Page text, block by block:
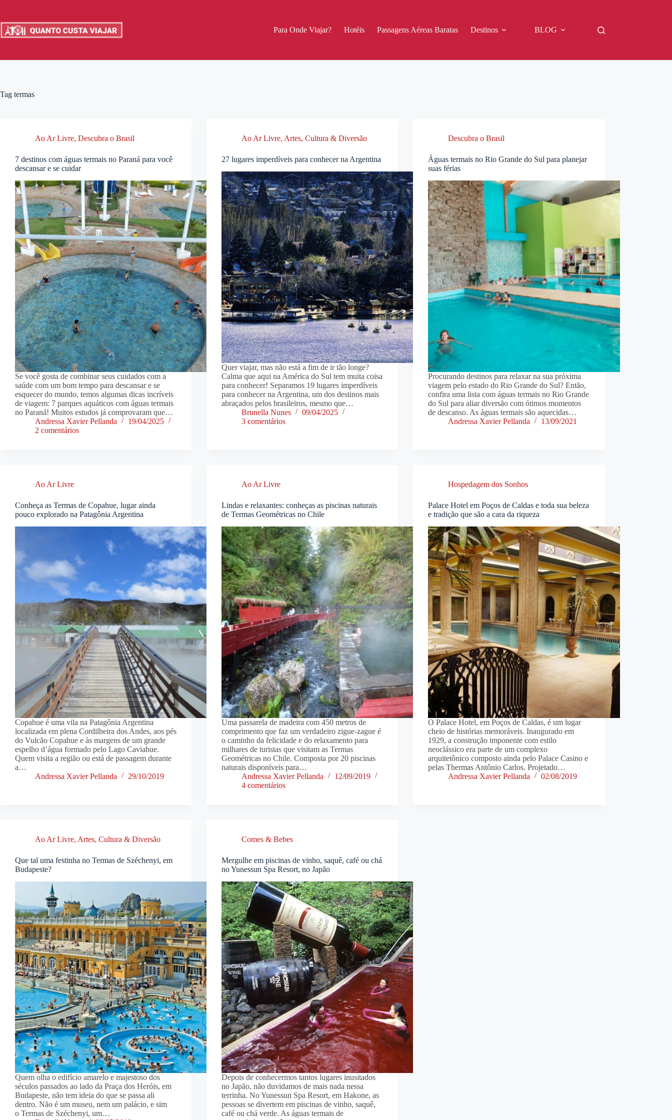
o
conteúdo
Para Onde Viajar? Hotéis Passagens Aéreas Baratas Destinos BLOG
Tag termas
Ao Ar Livre, Descubra o Brasil
7 destinos com águas termais no Paraná para você
descansar e se cuidar
Se você gosta de combinar seus cuidados com a
saúde com um bom tempo para descansar e se
esquecer do mundo, temos algumas dicas incríveis
de viagem: 7 parques aquáticos com águas termais
no Paraná! Muitos estudos já comprovaram que…
Andressa Xavier Pellanda
19/04/2025
2 comentários
Ao Ar Livre, Artes, Cultura & Diversão
27 lugares imperdíveis para conhecer na Argentina
Quer viajar, mas não está a fim de ir tão longe?
Calma que aqui na América do Sul tem muita coisa
para conhecer! Separamos 19 lugares imperdíveis
para conhecer na Argentina, um dos destinos mais
abraçados pelos brasileiros, mesmo que…
Brunella Nunes
09/04/2025
3 comentários
Descubra o Brasil
Águas termais no Rio Grande do Sul para planejar
suas férias
Procurando destinos para relaxar na sua próxima
viagem pelo estado do Rio Grande do Sul? Então,
confira uma lista com águas termais no Rio Grande
do Sul para aliar diversão com ótimos momentos
de descanso. As águas termais são aquecidas…
Andressa Xavier Pellanda
13/09/2021
Ao Ar Livre
Conheça as Termas de Copahue, lugar ainda
pouco explorado na Patagônia Argentina
Copahue é uma vila na Patagônia Argentina
localizada em plena Cordilheira dos Andes, aos pés
do Vulcão Copahue e às margens de um grande
espelho d’água formado pelo Lago Caviahue.
Quem visita a região ou está de passagem durante
a…
Andressa Xavier Pellanda
29/10/2019
Ao Ar Livre
Lindas e relaxantes: conheças as piscinas naturais
de Termas Geométricas no Chile
Uma passarela de madeira com 450 metros de
comprimento que faz um verdadeiro zigue-zague é
o caminho da felicidade e do relaxamento para
milhares de turistas que visitam as Termas
Geométricas no Chile. Composta por 20 piscinas
naturais disponíveis para…
Andressa Xavier Pellanda
12/09/2019
4 comentários
Hospedagem dos Sonhos
Palace Hotel em Poços de Caldas e toda sua beleza
e tradição que são a cara da riqueza
O Palace Hotel, em Poços de Caldas, é um lugar
cheio de histórias memoráveis. Inaugurado em
1929, a construção imponente com estilo
neoclássico era parte de um complexo
arquitetônico composto ainda pelo Palace Casino e
pelas Thermas Antônio Carlos. Projetado…
Andressa Xavier Pellanda
02/08/2019
Ao Ar Livre, Artes, Cultura & Diversão
Que tal uma festinha no Termas de Széchenyi, em
Budapeste?
Quem olha o edifício amarelo e majestoso dos
séculos passados ao lado da Praça dos Heróis, em
Budapeste, não tem ideia do que se passa ali
dentro. Não é um museu, nem um palácio, e sim
o Termas de Széchenyi, um…
Comes & Bebes
Mergulhe em piscinas de vinho, saquê, café ou chá
no Yunessun Spa Resort, no Japão
Depois de conhecermos tantos lugares inusitados
no Japão, não duvidamos de mais nada nessa
terrinha. No Yunessun Spa Resort, em Hakone, as
pessoas se divertem em piscinas de vinho, saquê,
café ou chá verde. As águas termais de